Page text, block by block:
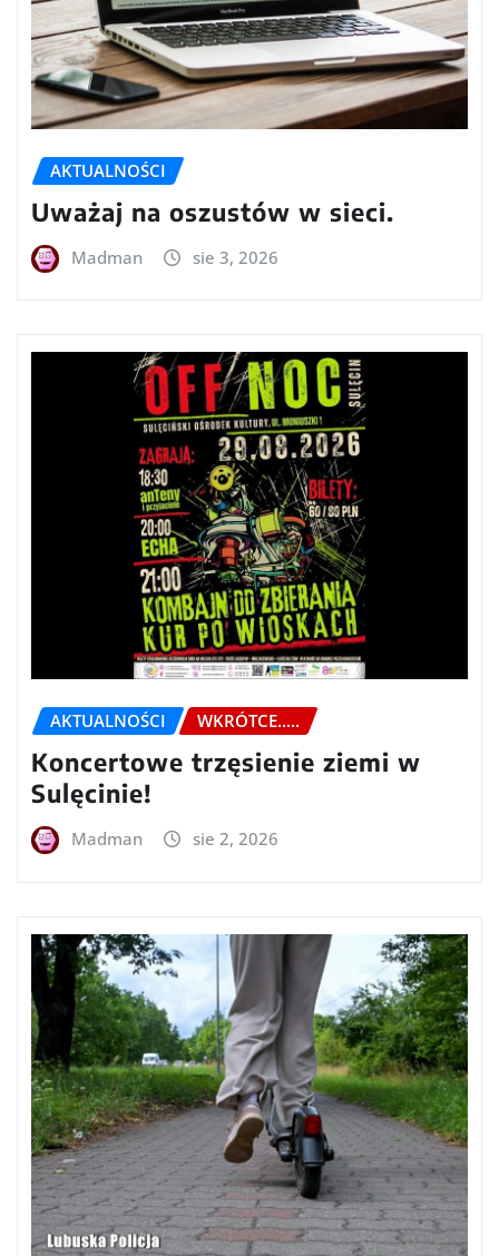
AKTUALNOŚCI
Uważaj na oszustów w sieci.
Madman sie 3, 2026
AKTUALNOŚCI WKRÓTCE.....
Koncertowe trzęsienie ziemi w
Sulęcinie!
Madman sie 2, 2026